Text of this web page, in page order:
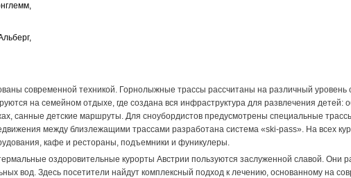
современной техникой. Горнолыжные трассы рассчитаны на различный уровень
на семейном отдыхе, где создана вся инфраструктура для развлечения детей:
санные детские маршруты. Для сноубордистов предусмотрены специальные
между близлежащими трассами разработана система «ski-pass». На всех
кафе и рестораны, подъемники и фуникулеры.
оздоровительные курорты Австрии пользуются заслуженной славой. Они
вод. Здесь посетители найдут комплексный подход к лечению, основанному на